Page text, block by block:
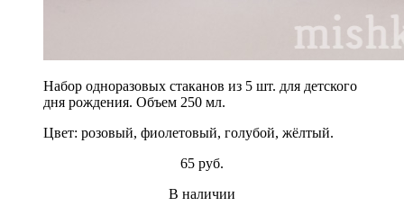
Набор одноразовых стаканов из 5 шт. для детского
дня рождения. Объем 250 мл.
Цвет: розовый, фиолетовый, голубой, жёлтый.
65 руб.
В наличии